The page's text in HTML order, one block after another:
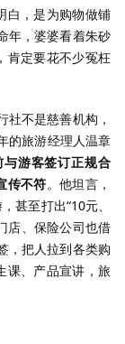
白，是为购物做铺
年，婆婆看着朱砂
肯定要花不少冤枉
社不是慈善机构，
的旅游经理人温章
游客签订正规合
传不符。他坦言，
甚至打出“10元、
店、保险公司也借
，把人拉到各类购
课、产品宣讲，旅